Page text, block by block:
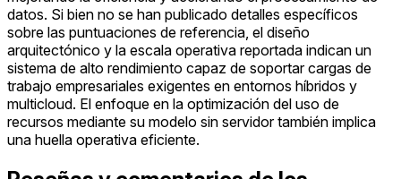
datos. Si bien no se han publicado detalles específicos
sobre las puntuaciones de referencia, el diseño
arquitectónico y la escala operativa reportada indican un
sistema de alto rendimiento capaz de soportar cargas de
trabajo empresariales exigentes en entornos híbridos y
multicloud. El enfoque en la optimización del uso de
recursos mediante su modelo sin servidor también implica
una huella operativa eficiente.